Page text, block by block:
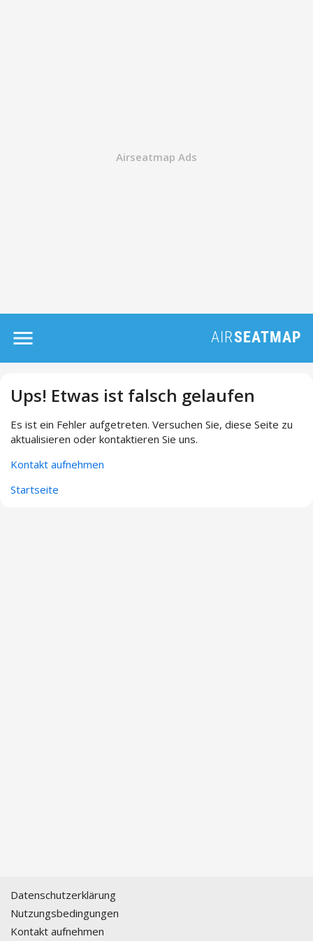
Ups! Etwas ist falsch gelaufen
Es ist ein Fehler aufgetreten. Versuchen Sie, diese Seite zu
aktualisieren oder kontaktieren Sie uns.
Kontakt aufnehmen
Startseite
Datenschutzerklärung
Nutzungsbedingungen
Kontakt aufnehmen